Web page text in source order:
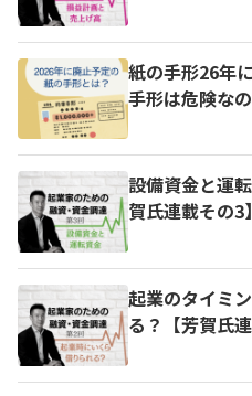
紙の手形26年
手形は危険な
設備資金と運
賀氏連載その3】
起業のタイミ
る？【芳賀氏連